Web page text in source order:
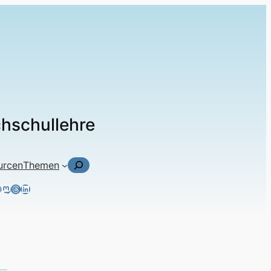
Themen Suchen
Mastodon
Threads
LinkedIn